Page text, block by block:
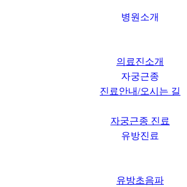
병원소개
의료진소개
진료안내/오시는 길
자궁근종
자궁근종 진료
유방진료
유방초음파